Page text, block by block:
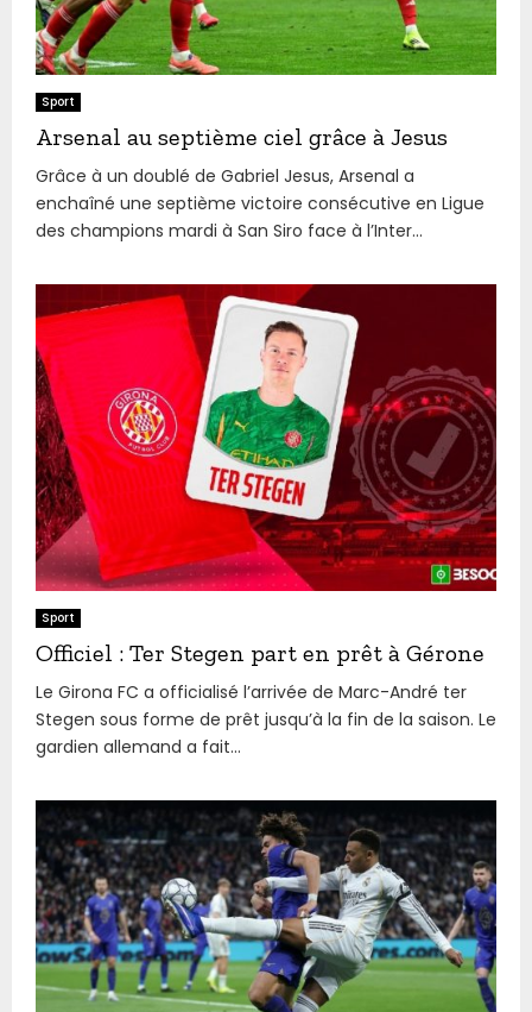
Sport
Arsenal au septième ciel grâce à Jesus
Grâce à un doublé de Gabriel Jesus, Arsenal a
enchaîné une septième victoire consécutive en Ligue
des champions mardi à San Siro face à l’Inter...
Sport
Officiel : Ter Stegen part en prêt à Gérone
Le Girona FC a officialisé l’arrivée de Marc-André ter
Stegen sous forme de prêt jusqu’à la fin de la saison. Le
gardien allemand a fait...